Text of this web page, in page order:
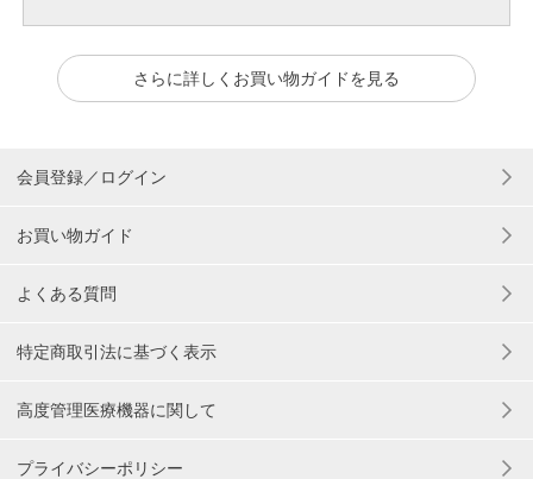
さらに詳しくお買い物ガイドを見る
会員登録／ログイン
お買い物ガイド
よくある質問
特定商取引法に基づく表示
高度管理医療機器に関して
プライバシーポリシー